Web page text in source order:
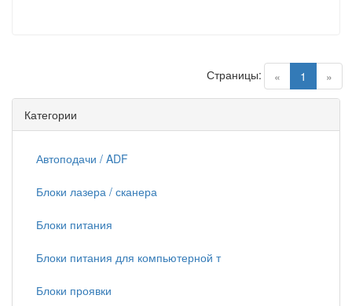
« 1 (current)
»
Страницы:
Категории
Автоподачи / ADF
Блоки лазера / сканера
Блоки питания
Блоки питания для компьютерной т
Блоки проявки